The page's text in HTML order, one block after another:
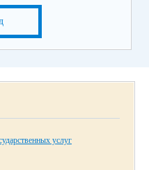
услуг